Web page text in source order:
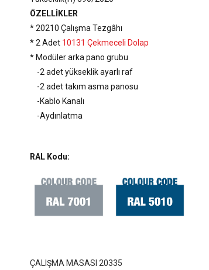
ÖZELLİKLER
* 20210 Çalışma Tezgâhı
* 2 Adet 10131 Çekmeceli Dolap
* Modüler arka pano grubu
-2 adet yükseklik ayarlı raf
-2 adet takım asma panosu
-Kablo Kanalı
-Aydınlatma
RAL Kodu:
ÇALIŞMA MASASI 20335